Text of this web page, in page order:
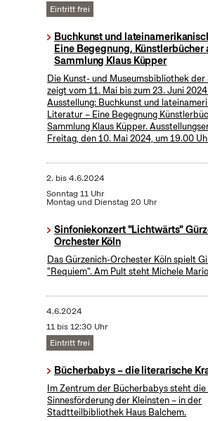
Eintritt frei
Buchkunst und
Eine Begegnung, Künstlerbücher
Sammlung Klaus Küpper
Die Kunst- und Museumsbibliothek
zeigt vom 11. Mai bis zum 23. Juni
Ausstellung: Buchkunst und
Literatur – Eine Begegnung
Sammlung Klaus Küpper.
Freitag, den 10. Mai 2024, um 19.00
2. bis4.6.2024
Sonntag 11 Uhr
Montag und Dienstag 20 Uhr
Sinfoniekonzert "Lichtwärts"
Orchester Köln
Das Gürzenich-Orchester Köln spielt
"Requiem". Am Pult steht Michele
4.6.2024
11 bis 12:30 Uhr
Eintritt frei
Bücherbabys – die literarische
Im Zentrum der Bücherbabys steht die
Sinnesförderung der Kleinsten – in der
Stadtteilbibliothek Haus Balchem.